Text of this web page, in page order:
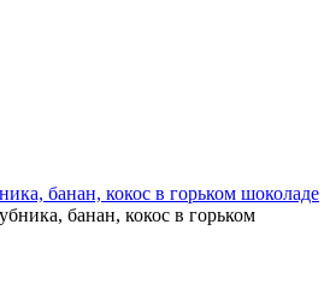
банан, кокос в горьком шоколаде